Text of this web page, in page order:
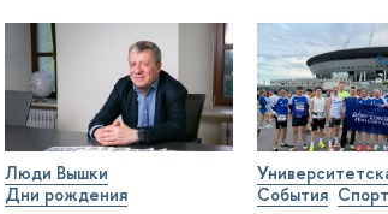
Люди Вышки
Дни рождения
События